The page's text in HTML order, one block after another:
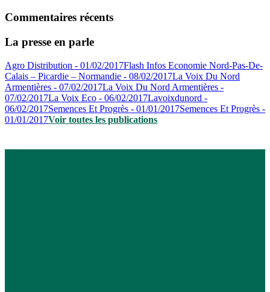
Commentaires récents
La presse en parle
Agro Distribution - 01/02/2017Flash Infos Economie Nord-Pas-De-
Calais – Picardie – Normandie - 08/02/2017La Voix Du Nord
Armentières - 07/02/2017La Voix Du Nord Armentières -
07/02/2017La Voix Eco - 06/02/2017Lavoixdunord -
06/02/2017Semences Et Progrès - 01/01/2017Semences Et Progrès -
01/01/2017Voir toutes les publications